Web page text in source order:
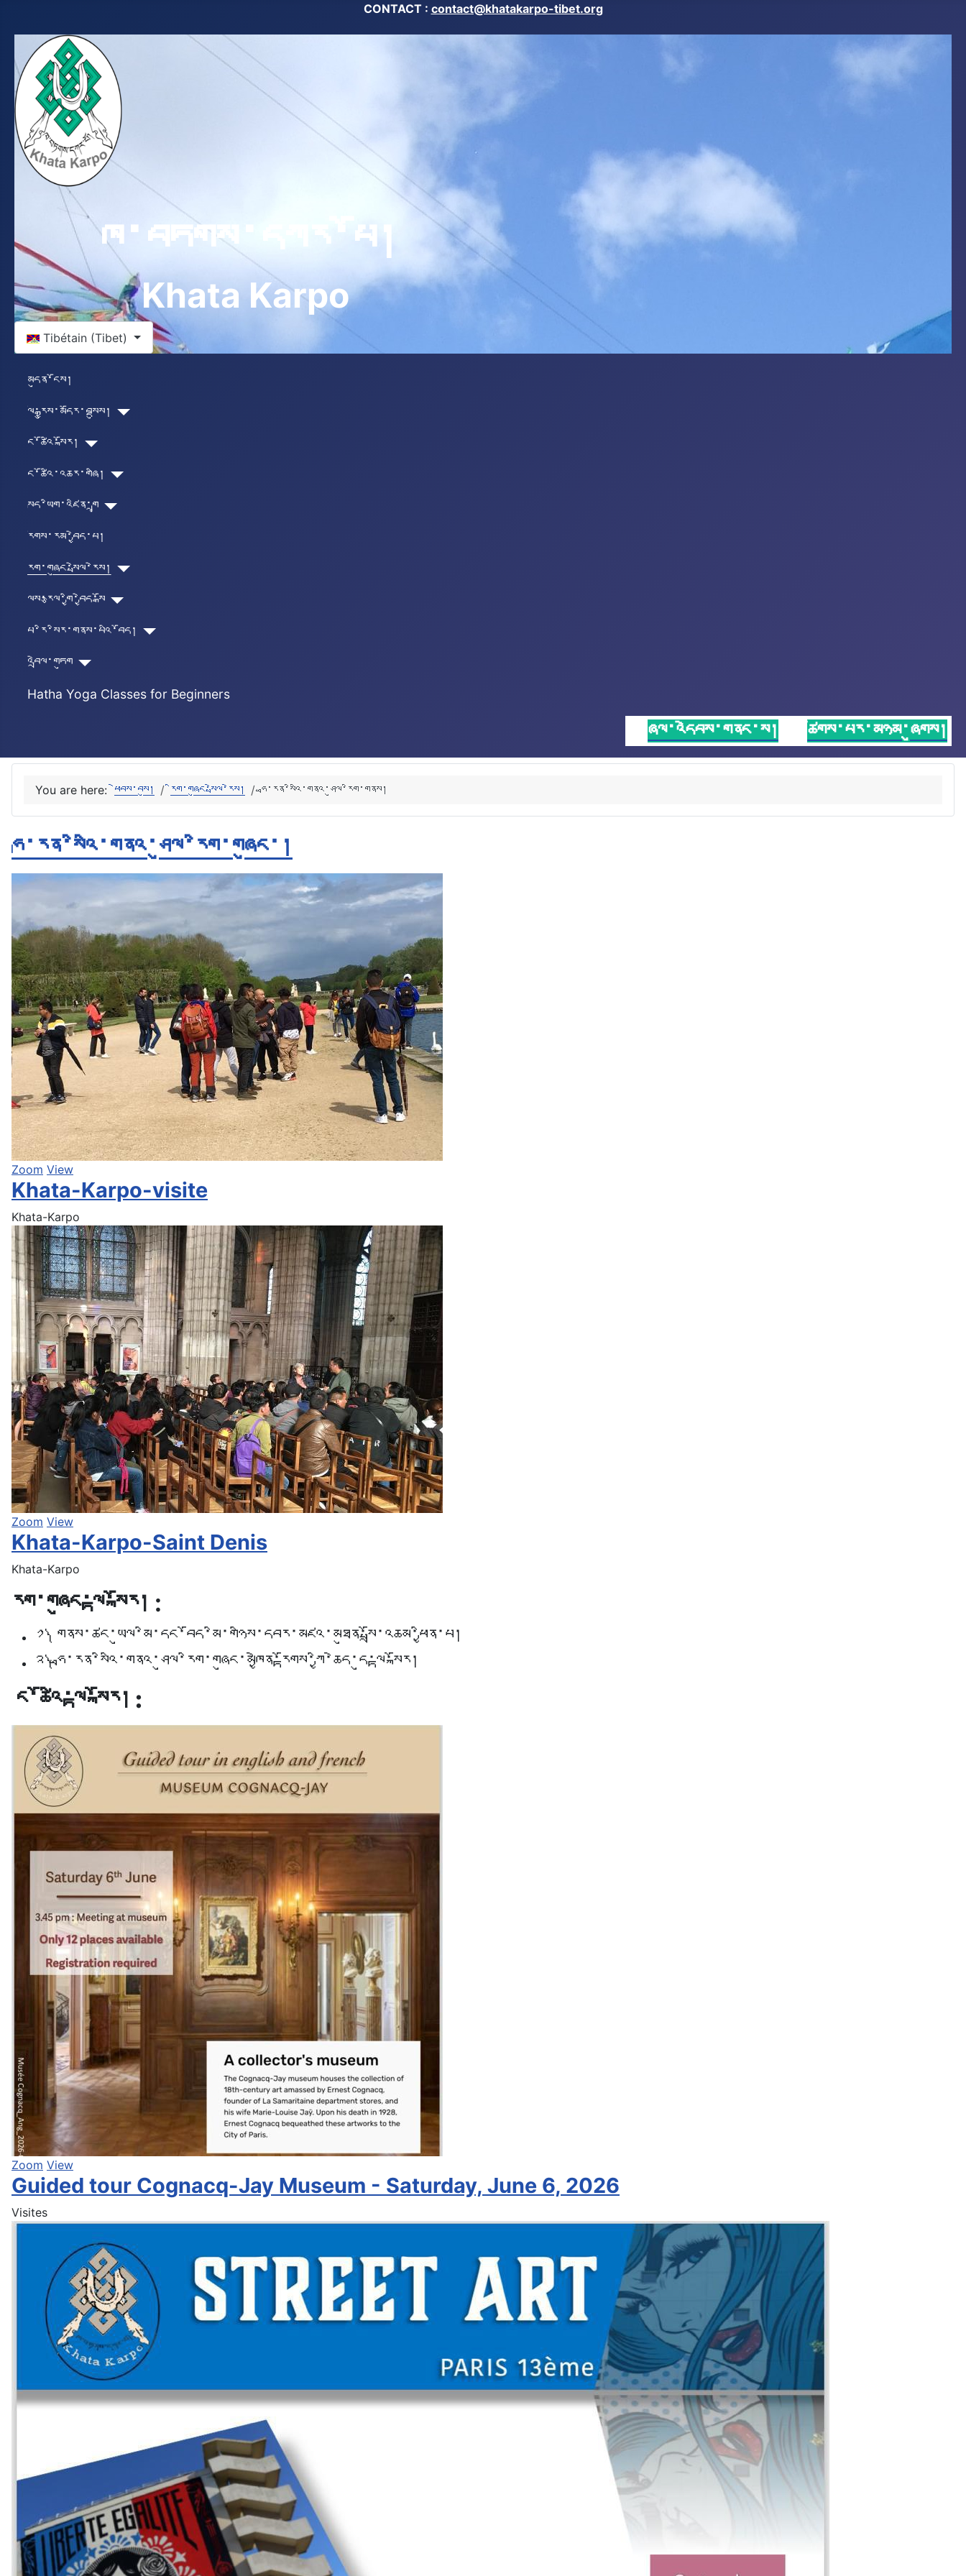
CONTACT : contact@khatakarpo-tibet.org
ཁ་བཏགས་དཀར་པོ།
Khata Karpo
Select your language
Tibétain (Tibet)
མདུན་ངོས།
ལོ་རྒྱུས་མདོར་བསྡུས།
ང་ཚོའི་སྐོར།
ང་ཚོའི་འཆར་གཞི།
སྐད་ཡིག་འཛིན་གྲྭ
རོགས་རམ་བྱེད་པ།
རིག་གཞུང་སྤེལ་རེས།
ལུས་རྩལ་གྱི་བྱེད་སྒོ
པཱ་རི་སིར་གནས་པའི་བོད།
འབྲེལ་གཏུག
Hatha Yoga Classes for Beginners
ཞལ་འདེབས་གནང་ས། ཚོགས་པར་མཉམ་ཞུགས།
You are here:ཕེབས་བསུ། རིག་གཞུང་སྤེལ་རེས། ཧྥ་རན་སིའི་གནའ་ཤུལ་རིག་གནས།
ཧྥ་རན་སིའི་གནའ་ཤུལ་རིག་གཞུང་།
Zoom View
Khata-Karpo-visite
Khata-Karpo
Zoom View
Khata-Karpo-Saint Denis
Khata-Karpo
རིག་གཞུང་ལྟ་སྐོར། :
༡༽ གནས་ཚང་ཡུལ་མི་དང་བོད་མི་གཉིས་དབར་མཛའ་མཐུན་སྤྲོ་འཆམ་ཕྱིན་པ།
༢༽ ཧྥ་རན་སིའི་གནའ་ཤུལ་རིག་གཞུང་མཁྱེན་རྟོགས་ཀྱི་ཆེད་དུ་ལྟ་སྐོར།
ང་ཚོའི་ལྟ་སྐོར། :
Zoom View
Guided tour Cognacq-Jay Museum - Saturday, June 6, 2026
Visites